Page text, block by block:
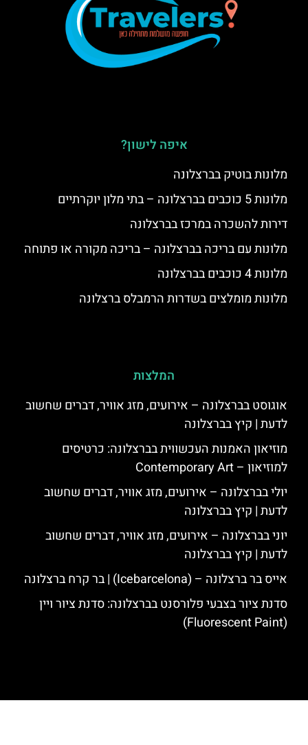
איפה לישון?
מלונות בוטיק בברצלונה
מלונות 5 כוכבים בברצלונה – בתי מלון יוקרתיים
דירות להשכרה במרכז בברצלונה
מלונות עם בריכה בברצלונה – בריכה מקורה או פתוחה
מלונות 4 כוכבים בברצלונה
מלונות מומלצים בשדרות הרמבלס ברצלונה
המלצות
אוגוסט בברצלונה – אירועים, מזג אוויר, דברים שחשוב
לדעת | קיץ בברצלונה
מוזיאון האמנות העכשווית בברצלונה: כרטיסים
למוזיאון – Contemporary Art
יולי בברצלונה – אירועים, מזג אוויר, דברים שחשוב
לדעת | קיץ בברצלונה
יוני בברצלונה – אירועים, מזג אוויר, דברים שחשוב
לדעת | קיץ בברצלונה
אייס בר ברצלונה – (‪Icebarcelona‬) | בר קרח ברצלונה
סדנת ציור בצבעי פלורסנט בברצלונה: סדנת ציור ויין
(Fluorescent Paint)